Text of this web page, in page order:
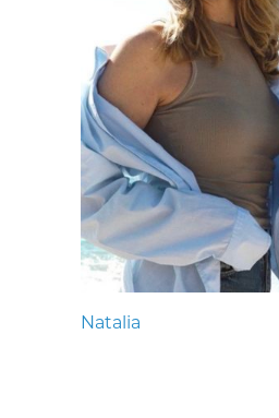
Natalia